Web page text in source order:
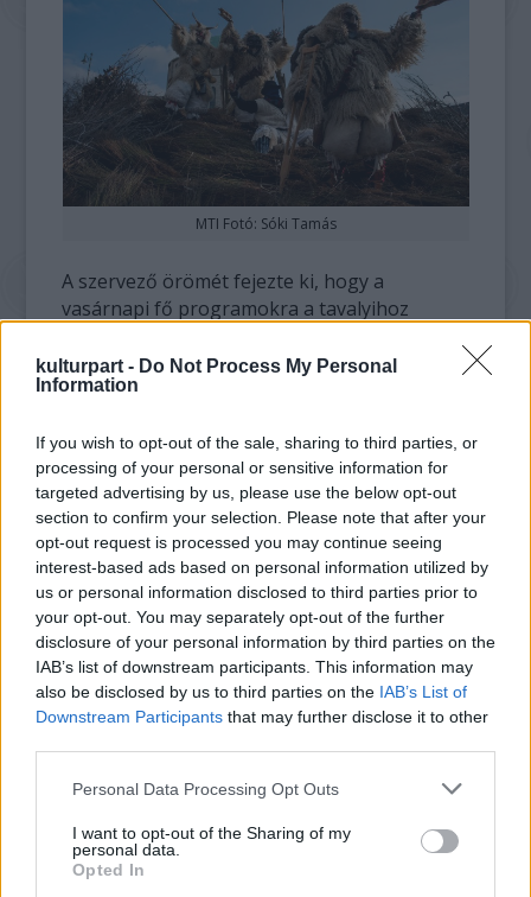
kulturpart - Do Not Process My Personal
Information
If you wish to opt-out of the sale, sharing to third parties, or
processing of your personal or sensitive information for
targeted advertising by us, please use the below opt-out
section to confirm your selection. Please note that after your
opt-out request is processed you may continue seeing
interest-based ads based on personal information utilized by
us or personal information disclosed to third parties prior to
your opt-out. You may separately opt-out of the further
disclosure of your personal information by third parties on the
IAB’s list of downstream participants. This information may
also be disclosed by us to third parties on the IAB’s List of
Downstream Participants that may further disclose it to other
Please note that this website/app uses one or more Google
not limited to your visit or usage behaviour. You may click to
grant or deny consent to Google and its third-party tags to
use your data for below specified purposes in below Google
Personal Data Processing Opt Outs
I want to opt-out of the Sharing of my
personal data.
Opted In
MTI Fotó: Sóki Tamás
A szervező örömét fejezte ki, hogy a
vasárnapi fő programokra a tavalyihoz
kíváncsiak, megjegyezte ugyanakkor: a Duna-
parti város ennél több embert szinte már
Kitért arra: bár a mohácsiak azt tartják, hogy
a busójárás keddi napja az övék, akkor van az
ő farsangjuk, de a szombaton és vasárnap
tapasztalható tumultus miatt újabban sok
turista erre a napra időzíti a látogatását.
Példaként hozta fel, hogy a fesztivál záró
programjainak megtekintésére idén több
vidéki iskolás csoport is érkezett.